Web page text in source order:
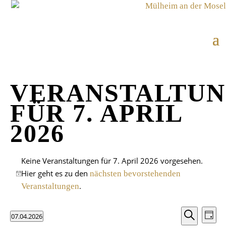
FÜR 7. APRIL
2026
Hinweis
Keine Veranstaltungen für 7. April 2026 vorgesehen.
Hier geht es zu den nächsten bevorstehenden
Veranstaltungen.
Suche
Tag
07.04.2026